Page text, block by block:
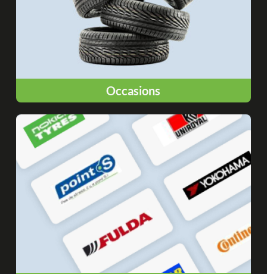
Occasions